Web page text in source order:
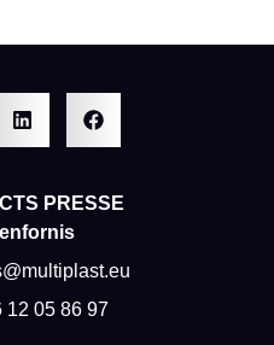
PRESSE
12 05 86 97